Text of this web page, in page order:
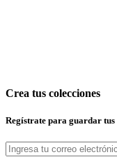
Crea tus colecciones
Regístrate para guardar